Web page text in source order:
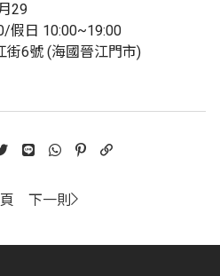
29
假日 10:00~19:00
6號 (海國晉江門市)
下一則